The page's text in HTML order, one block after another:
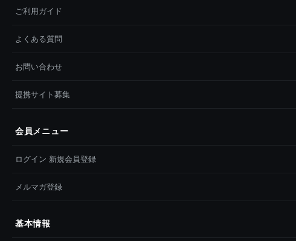
ご利用ガイド
よくある質問
お問い合わせ
提携サイト募集
会員メニュー
ログイン 新規会員登録
メルマガ登録
基本情報